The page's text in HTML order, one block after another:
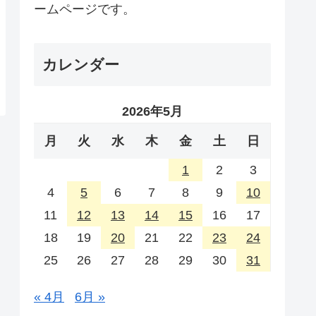
ームページです。
カレンダー
2026年5月
月 火 水 木 金 土 日
1 2
3
4
5 6 7 8 9
10
11
12 13 14 15 16
17
18
19 20 21 22 23
24
25
26 27 28 29 30 31
« 4月 6月 »